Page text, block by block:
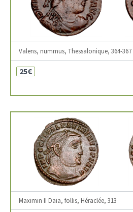
Valens, nummus, Thessalonique, 364-367
25€
Maximin II Daia, follis, Héraclée, 313